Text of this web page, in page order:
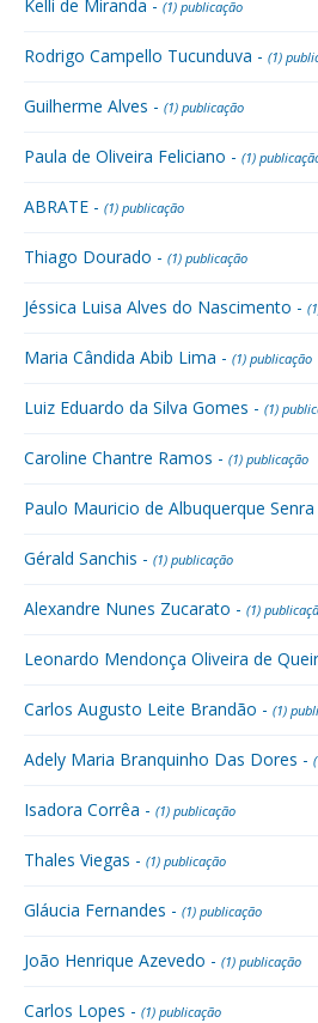
Kelli de Miranda - (1) publicação
Rodrigo Campello Tucunduva - (1)
Guilherme Alves - (1) publicação
Paula de Oliveira Feliciano - (1)
ABRATE - (1) publicação
Thiago Dourado - (1) publicação
Jéssica Luisa Alves do Nascimento -
Maria Cândida Abib Lima - (1) publicação
Luiz Eduardo da Silva Gomes - (1)
Caroline Chantre Ramos - (1) publicação
Paulo Mauricio de Albuquerque Senra
Gérald Sanchis - (1) publicação
Alexandre Nunes Zucarato - (1)
Leonardo Mendonça Oliveira de
Carlos Augusto Leite Brandão - (1)
Adely Maria Branquinho Das Dores -
Isadora Corrêa - (1) publicação
Thales Viegas - (1) publicação
Gláucia Fernandes - (1) publicação
João Henrique Azevedo - (1) publicação
Carlos Lopes - (1) publicação